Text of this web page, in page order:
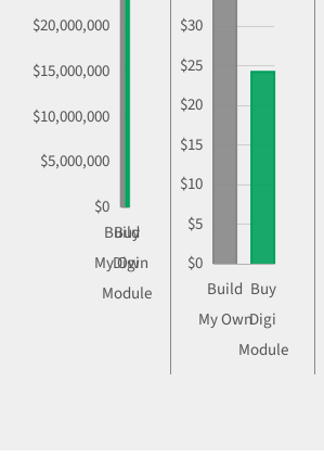
Build
My Own
Buy
Digi
Module
$0
$5,000,000
$10,000,000
$15,000,000
$20,000,000
Build
My Own
Buy
Digi
Module
$0
$5
$10
$15
$20
$25
$30